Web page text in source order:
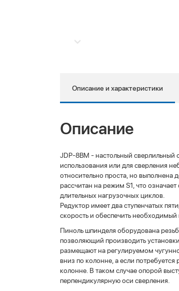
Описание и характеристики
Описание
JDP-8BM - настольный сверлильный
использования или для сверления
относительно проста, но выполнена
рассчитан на режим S1, что
длительных нагрузочных циклов.
Редуктор имеет два ступенчатых
скорость и обеспечить
Пиноль шпинделя оборудована
позволяющий производить
размещают на регулируемом
вниз по колонне, а если
колонне. В таком случае опорой
перпендикулярную оси сверления.